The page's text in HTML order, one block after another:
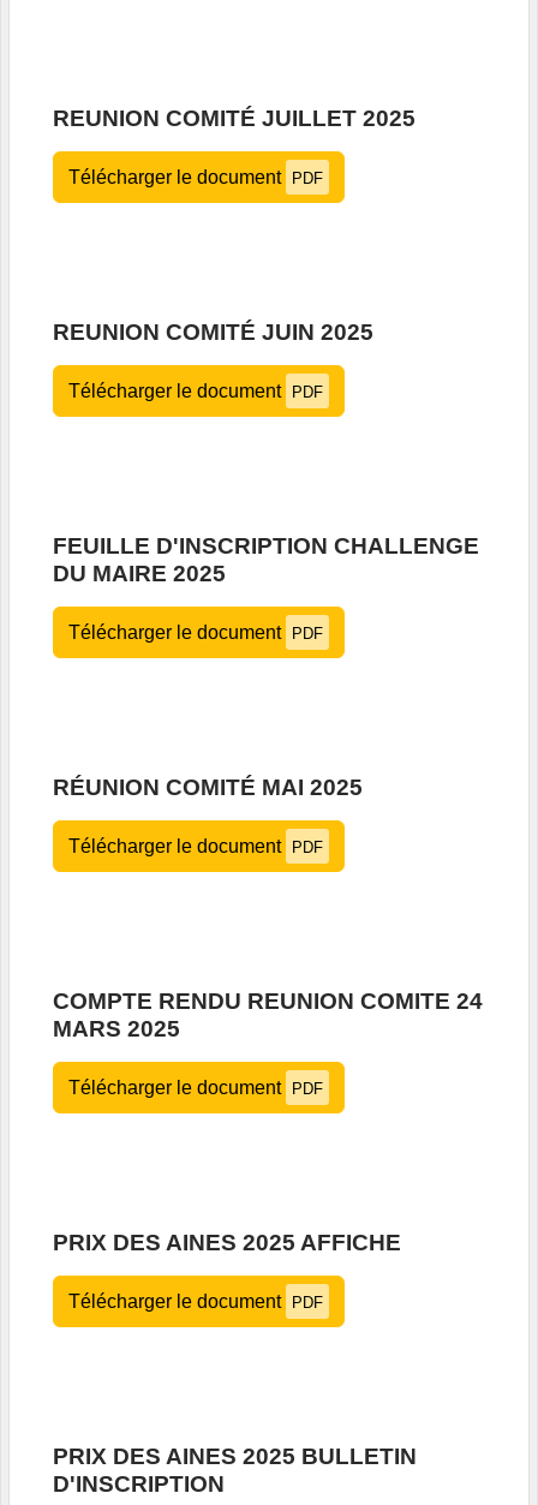
REUNION COMITÉ JUILLET 2025
Télécharger le document PDF
REUNION COMITÉ JUIN 2025
Télécharger le document PDF
FEUILLE D'INSCRIPTION CHALLENGE
DU MAIRE 2025
Télécharger le document PDF
RÉUNION COMITÉ MAI 2025
Télécharger le document PDF
COMPTE RENDU REUNION COMITE 24
MARS 2025
Télécharger le document PDF
PRIX DES AINES 2025 AFFICHE
Télécharger le document PDF
PRIX DES AINES 2025 BULLETIN
D'INSCRIPTION